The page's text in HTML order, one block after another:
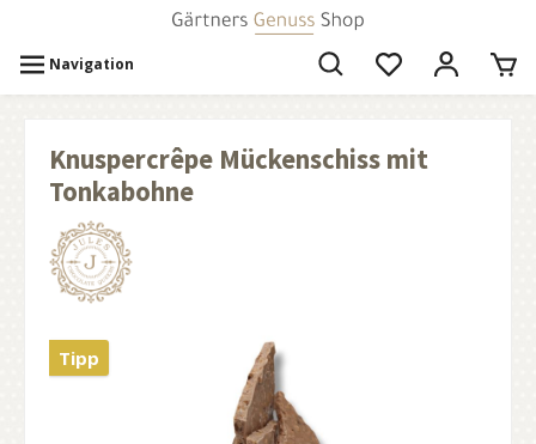
Navigation
Knuspercrêpe Mückenschiss mit
Tonkabohne
Tipp